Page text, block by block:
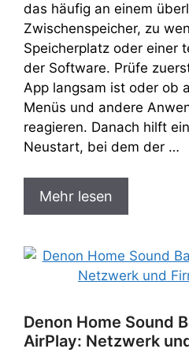
das häufig an einem
Zwischenspeicher, zu
Speicherplatz oder einer
der Software. Prüfe
App langsam ist oder ob
Menüs und andere
reagieren. Danach hilft
Neustart, bei dem der …
Mehr lesen
Denon Home Sound
AirPlay: Netzwerk